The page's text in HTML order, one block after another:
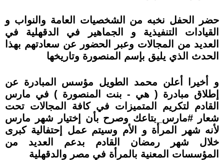
حضر الحفل نخبه من الشخصيات العامة والنواب و
القيادات التنفيذية و الجماهير في الدقهلية في
العديد من المجالات وعبر الحضور عن سعادتهم بهذا
الحدث الذي يليق بإسم المنصورة وتاريخها
و أخيرا أعلن محمد الطويل مؤسس المبادرة عن
إطلاق مبادرة ( هي - بنت المنصورة ) في مارس
القادم لتكريم المتميزات في كافة المجالات تحت
شعار #مارس_بتاعك وصرح بأن إختيار شهر مارس
لأنه شهر المرأة و الأم وسيتم عمل إحتفالية كبرى
خلال شهر رمضان القادم بدعم العديد من
المؤسسات المعنية بالمرأة في مصر والدقهلية